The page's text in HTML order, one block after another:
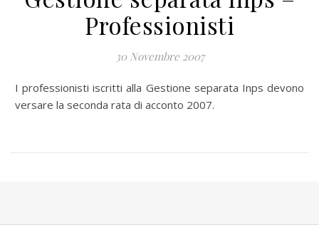
Professionisti
30 Novembre 2007
I professionisti iscritti alla Gestione separata Inps devono
versare la seconda rata di acconto 2007.